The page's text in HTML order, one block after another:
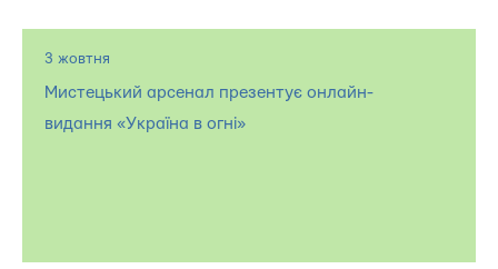
3 жовтня
Мистецький арсенал презентує онлайн-
видання «Україна в огні»